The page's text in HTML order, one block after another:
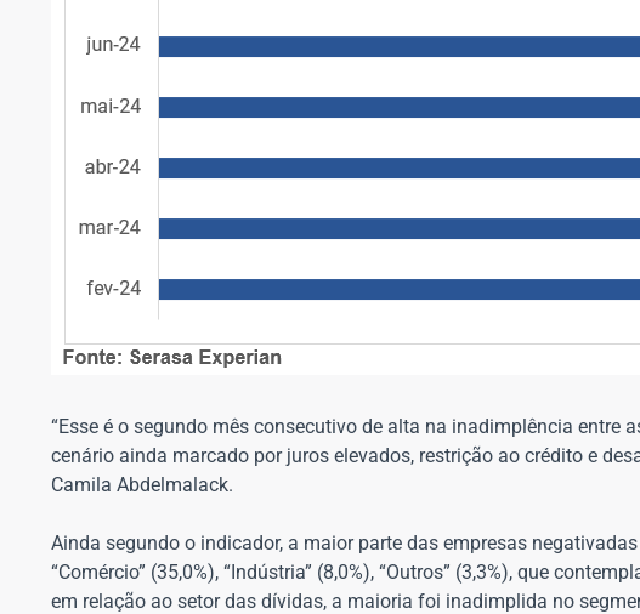
“Esse é o segundo mês consecutivo de alta na inadimplência
cenário ainda marcado por juros elevados, restrição ao crédito e
Camila Abdelmalack.
Ainda segundo o indicador, a maior parte das empresas
“Comércio” (35,0%), “Indústria” (8,0%), “Outros” (3,3%), que
em relação ao setor das dívidas, a maioria foi inadimplida no